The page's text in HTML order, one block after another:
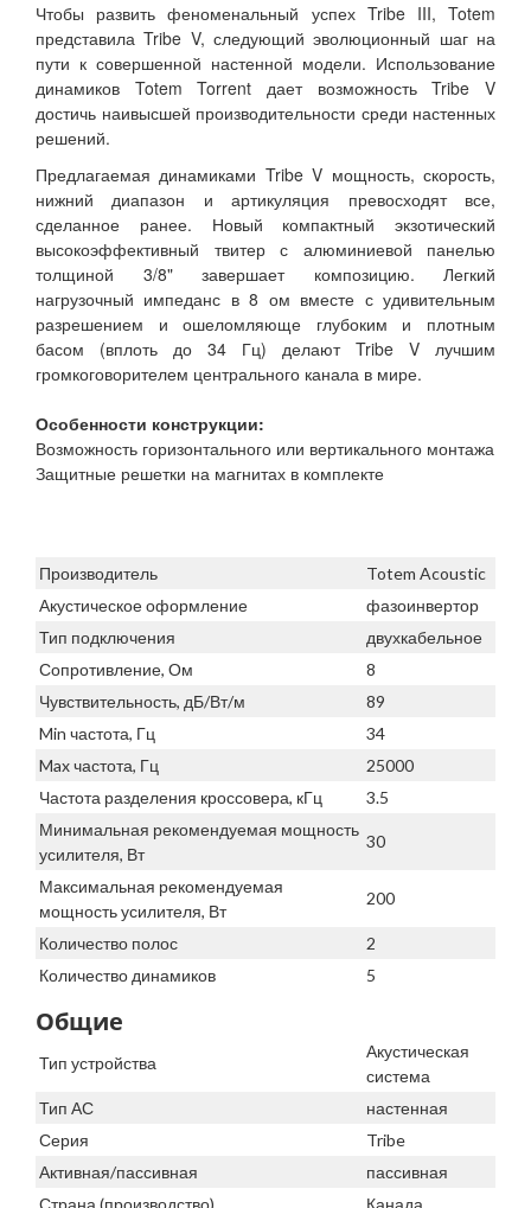
Чтобы развить феноменальный успех Tribe III, Totem
представила Tribe V, следующий эволюционный шаг на
пути к совершенной настенной модели. Использование
динамиков Totem Torrent дает возможность Tribe V
достичь наивысшей производительности среди настенных
решений.
Предлагаемая динамиками Tribe V мощность, скорость,
нижний диапазон и артикуляция превосходят все,
сделанное ранее. Новый компактный экзотический
высокоэффективный твитер с алюминиевой панелью
толщиной 3/8" завершает композицию. Легкий
нагрузочный импеданс в 8 ом вместе с удивительным
разрешением и ошеломляюще глубоким и плотным
басом (вплоть до 34 Гц) делают Tribe V лучшим
громкоговорителем центрального канала в мире.
Особенности конструкции:
Возможность горизонтального или вертикального монтажа
Защитные решетки на магнитах в комплекте
Производитель
Totem Acoustic
Акустическое оформление
фазоинвертор
Тип подключения
двухкабельное
Сопротивление, Ом
8
Чувствительность, дБ/Вт/м
89
Min частота, Гц
34
Max частота, Гц
25000
Частота разделения кроссовера, кГц
3.5
Минимальная рекомендуемая мощность
усилителя, Вт
30
Максимальная рекомендуемая
мощность усилителя, Вт
200
Количество полос
2
Количество динамиков
5
Общие
Тип устройства
Акустическая
система
Тип АС
настенная
Серия
Tribe
Активная/пассивная
пассивная